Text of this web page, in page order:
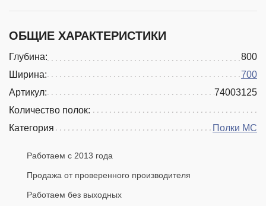
ОБЩИЕ ХАРАКТЕРИСТИКИ
Глубина:
800
Ширина:
700
Артикул:
74003125
Количество полок:
Категория
Полки МС
Работаем с 2013 года
Продажа от проверенного производителя
Работаем без выходных